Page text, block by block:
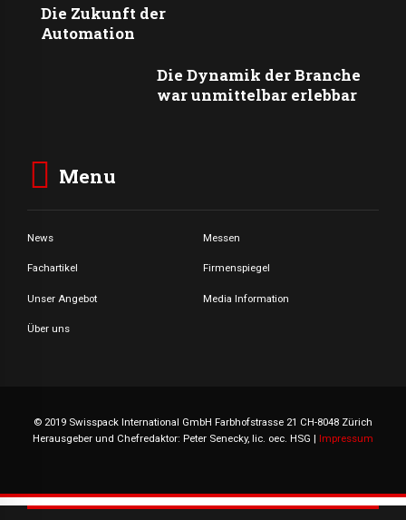
Die Zukunft der
Automation
Die Dynamik der Branche
war unmittelbar erlebbar
Menu
News Messen
Fachartikel Firmenspiegel
Unser Angebot Media Information
Über uns
© 2019 Swisspack International GmbH Farbhofstrasse 21 CH-8048 Zürich
Herausgeber und Chefredaktor: Peter Senecky, lic. oec. HSG | Impressum